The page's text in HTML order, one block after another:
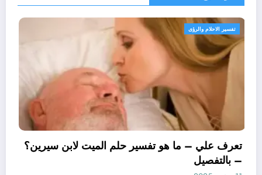
تفسير الاحلام والرؤى
تعرف علي – ما هو تفسير